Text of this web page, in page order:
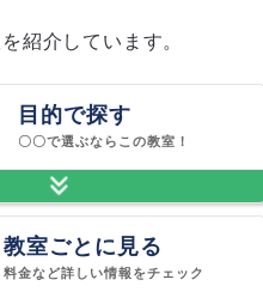
紹介しています。
目的で探す
〇〇で選ぶならこの教室！
教室ごとに見る
料金など詳しい情報をチェック